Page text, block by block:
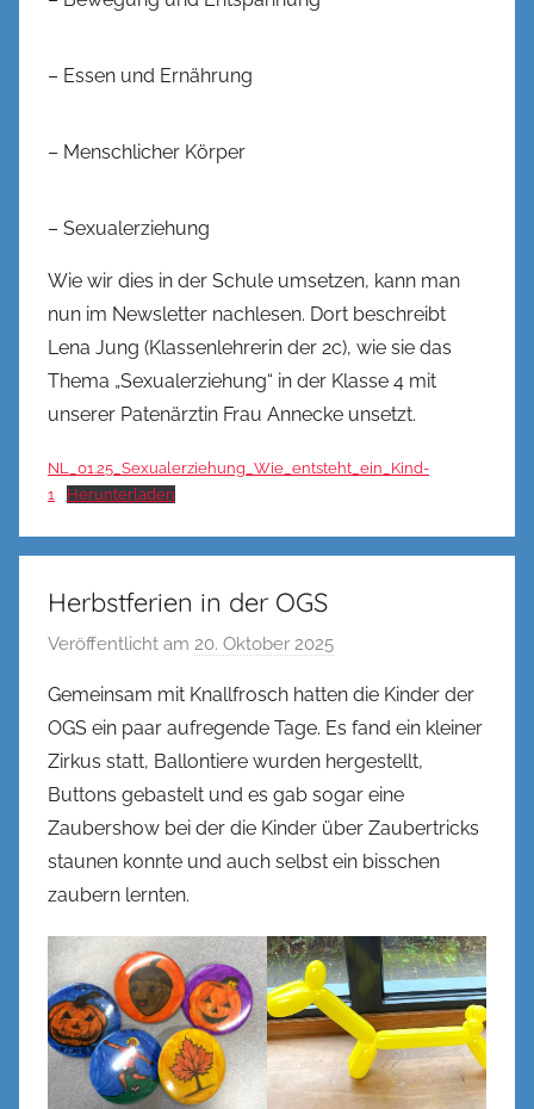
– Essen und Ernährung
– Menschlicher Körper
– Sexualerziehung
Wie wir dies in der Schule umsetzen, kann man
nun im Newsletter nachlesen. Dort beschreibt
Lena Jung (Klassenlehrerin der 2c), wie sie das
Thema „Sexualerziehung“ in der Klasse 4 mit
unserer Patenärztin Frau Annecke unsetzt.
NL_01.25_Sexualerziehung_Wie_entsteht_ein_Kind-
1
Herunterladen
Herbstferien in der OGS
Veröffentlicht am 20. Oktober 2025
n
n
e
n
k
e
Gemeinsam mit Knallfrosch hatten die Kinder der
OGS ein paar aufregende Tage. Es fand ein kleiner
Zirkus statt, Ballontiere wurden hergestellt,
Buttons gebastelt und es gab sogar eine
Zaubershow bei der die Kinder über Zaubertricks
staunen konnte und auch selbst ein bisschen
zaubern lernten.